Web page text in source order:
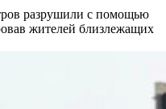
разрушили с помощью
жителей близлежащих